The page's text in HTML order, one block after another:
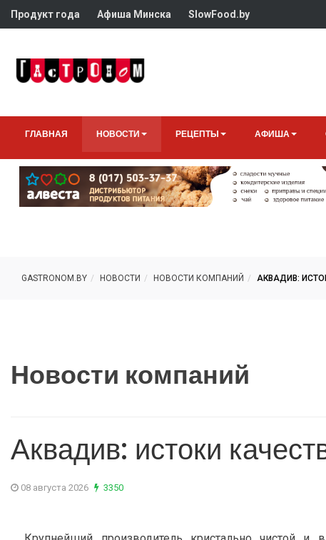
Продукт года Афиша Минска SlowFood.by
ГЛАВНАЯ НОВОСТИ РЕЦЕПТЫ АФИША
GASTRONOM.BY НОВОСТИ НОВОСТИ КОМПАНИЙ АКВАДИВ:
Новости компаний
Аквадив: истоки
08 августа 2026 3350